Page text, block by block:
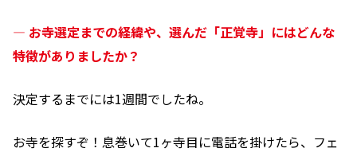
― お寺選定までの経緯や、選んだ「正覚寺」にはどんな
特徴がありましたか？
決定するまでには1週間でしたね。
お寺を探すぞ！息巻いて1ヶ寺目に電話を掛けたら、フェ